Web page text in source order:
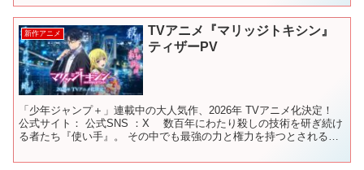
新作アニメ
TVアニメ『マリッジトキシン』
ティザーPV
「少年ジャンプ＋」連載中の大人気作、2026年 TVアニメ化決定！
公式サイト： 公式SNS ：X 数百年にわたり殺しの技術を研ぎ続け
る者たち『使い手』。 その中でも最強の力と権力を持つとされる五